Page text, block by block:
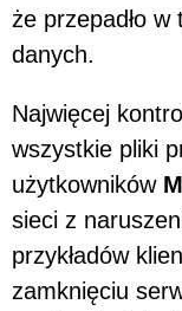
że przepadło
danych.
Najwięcej
wszystkie pliki
użytkowników
sieci z
przykładów
zamknięciu